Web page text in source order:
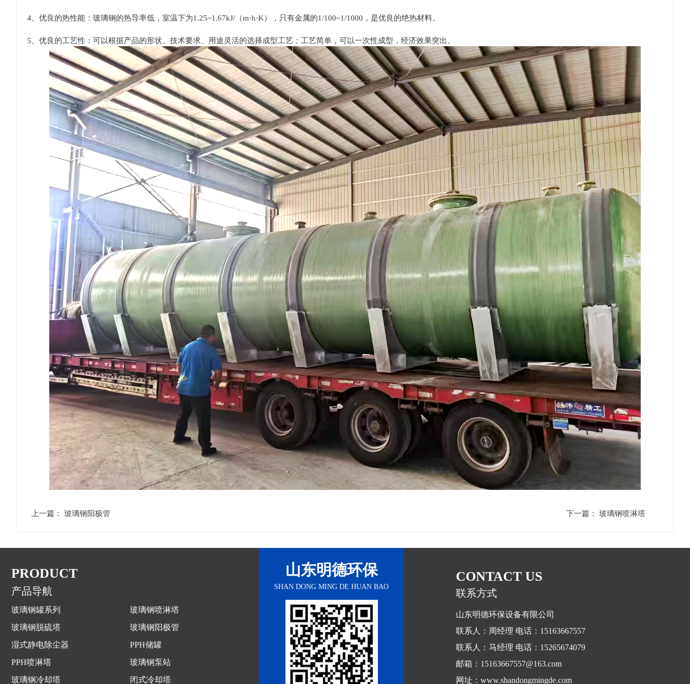
4、优良的热性能：玻璃钢的热导率低，室温下为1.25~1.67kJ/（m·h·K），只有金属的1/100~1/1000，是优良的绝热材料。
5、优良的工艺性：可以根据产品的形状、技术要求、用途灵活的选择成型工艺；工艺简单，可以一次性成型，经济效果突出。
上一篇： 玻璃钢阳极管 下一篇：玻璃钢喷淋塔
PRODUCT
产品导航
玻璃钢罐系列
玻璃钢喷淋塔
玻璃钢脱硫塔
玻璃钢阳极管
湿式静电除尘器
PPH储罐
PPH喷淋塔
玻璃钢泵站
玻璃钢冷却塔
闭式冷却塔
山东明德环保
SHAN DONG MING DE HUAN BAO
CONTACT US
联系方式
山东明德环保设备有限公司
联系人：周经理 电话：15163667557
联系人：马经理 电话：15265674079
邮箱：15163667557@163.com
网址：www.shandongmingde.com